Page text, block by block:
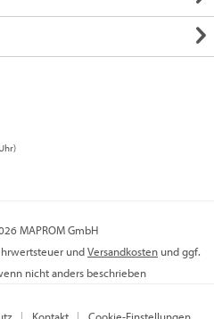
MAPROM GmbH
undVersandkosten und ggf.
nicht anders beschrieben